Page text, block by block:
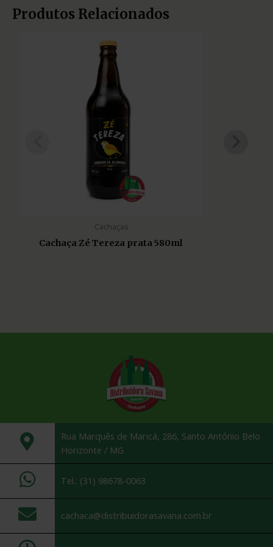
Produtos Relacionados
Cachaças
Cachaça Zé Tereza prata 580ml
Rua Marquês de Maricá, 286, Santo Antônio Belo
Horizonte / MG
Tel.: (31) 98678-0063
cachaca@distribuidorasavana.com.br